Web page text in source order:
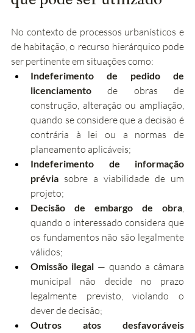
No contexto de processos urbanísticos e
de habitação, o recurso hierárquico pode
ser pertinente em situações como:
Indeferimento de pedido de
licenciamento de obras de
construção, alteração ou ampliação,
quando se considere que a decisão é
contrária à lei ou a normas de
planeamento aplicáveis;
Indeferimento de informação
prévia sobre a viabilidade de um
projeto;
Decisão de embargo de obra,
quando o interessado considera que
os fundamentos não são legalmente
válidos;
Omissão ilegal — quando a câmara
municipal não decide no prazo
legalmente previsto, violando o
dever de decisão;
Outros atos desfavoráveis